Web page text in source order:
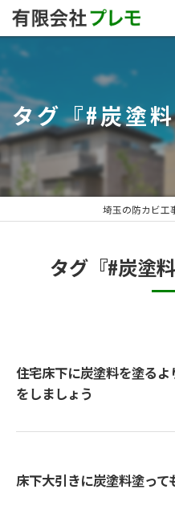
タグ『#炭塗
埼玉の防カビ工
タグ『#炭塗
住宅床下に炭塗料を塗る
をしましょう
床下大引きに炭塗料塗って